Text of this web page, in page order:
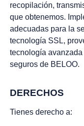
recopilación,
que obtenemos.
adecuadas para la
tecnología SSL,
tecnología
seguros de BELOO.
DERECHOS
Tienes derecho a: